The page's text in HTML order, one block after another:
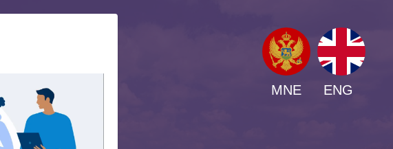
MNE ENG